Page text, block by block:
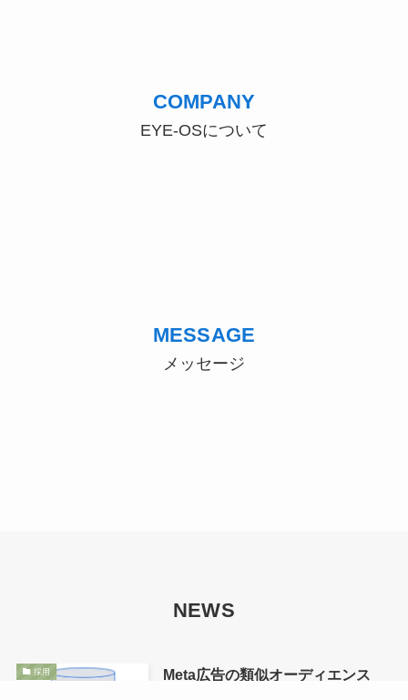
COMPANY
EYE-OSについて
MESSAGE
メッセージ
NEWS
採用
Meta広告の類似オーディエンス